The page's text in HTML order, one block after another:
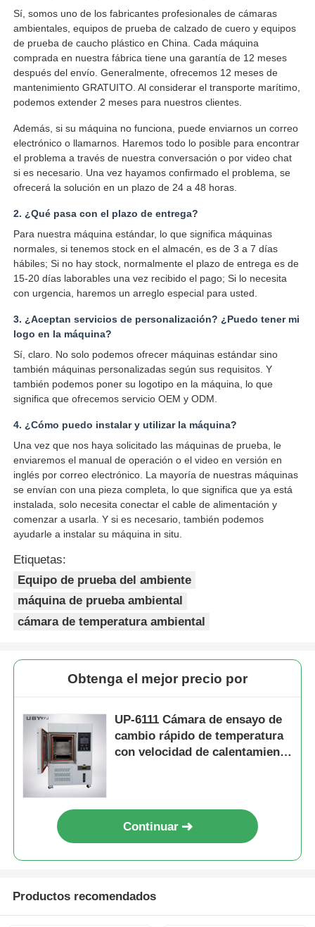
Sí, somos uno de los fabricantes profesionales de cámaras
ambientales, equipos de prueba de calzado de cuero y equipos
de prueba de caucho plástico en China. Cada máquina
comprada en nuestra fábrica tiene una garantía de 12 meses
después del envío. Generalmente, ofrecemos 12 meses de
mantenimiento GRATUITO. Al considerar el transporte marítimo,
podemos extender 2 meses para nuestros clientes.
Además, si su máquina no funciona, puede enviarnos un correo
electrónico o llamarnos. Haremos todo lo posible para encontrar
el problema a través de nuestra conversación o por video chat
si es necesario. Una vez hayamos confirmado el problema, se
ofrecerá la solución en un plazo de 24 a 48 horas.
2. ¿Qué pasa con el plazo de entrega?
Para nuestra máquina estándar, lo que significa máquinas
normales, si tenemos stock en el almacén, es de 3 a 7 días
hábiles; Si no hay stock, normalmente el plazo de entrega es de
15-20 días laborables una vez recibido el pago; Si lo necesita
con urgencia, haremos un arreglo especial para usted.
3. ¿Aceptan servicios de personalización? ¿Puedo tener mi
logo en la máquina?
Sí, claro. No solo podemos ofrecer máquinas estándar sino
también máquinas personalizadas según sus requisitos. Y
también podemos poner su logotipo en la máquina, lo que
significa que ofrecemos servicio OEM y ODM.
4. ¿Cómo puedo instalar y utilizar la máquina?
Una vez que nos haya solicitado las máquinas de prueba, le
enviaremos el manual de operación o el video en versión en
inglés por correo electrónico. La mayoría de nuestras máquinas
se envían con una pieza completa, lo que significa que ya está
instalada, solo necesita conectar el cable de alimentación y
comenzar a usarla. Y si es necesario, también podemos
ayudarle a instalar su máquina in situ.
Etiquetas:
Equipo de prueba del ambiente
máquina de prueba ambiental
cámara de temperatura ambiental
Obtenga el mejor precio por
UP-6111 Cámara de ensayo de
cambio rápido de temperatura
con velocidad de calentamiento
Continuar
Productos recomendados